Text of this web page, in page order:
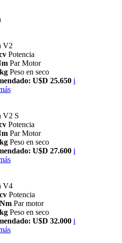
V2
Potencia
Par Motor
Peso en seco
U$D 25.650 i
V2 S
Potencia
Par Motor
Peso en seco
U$D 27.600 i
V4
Potencia
Par motor
Peso en seco
U$D 32.000 i